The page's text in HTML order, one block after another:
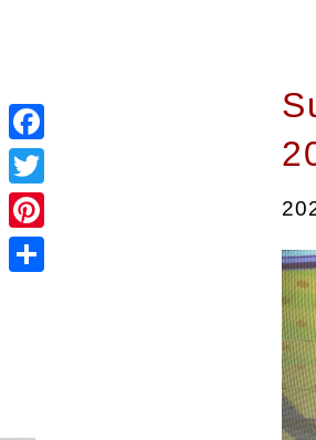
Facebook
Twitter
Pinterest